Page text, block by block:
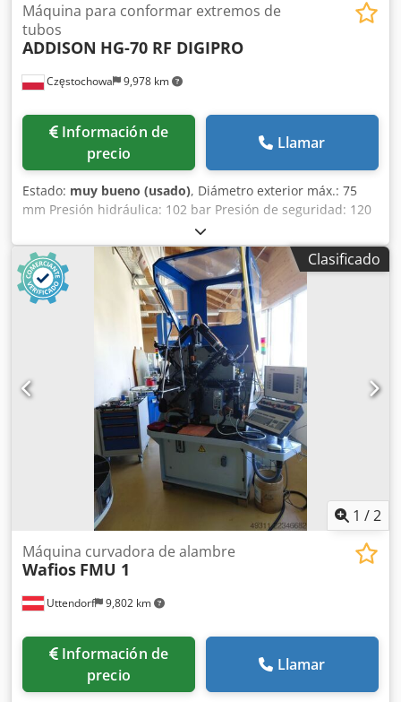
Częstochowa 9,978 km
Máquina para conformar extremos de
tubos
ADDISON HG-70 RF DIGIPRO
Información de
precio
Llamar
Estado: muy bueno (usado), Diámetro exterior máx.: 75
mm Presión hidráulica: 102 bar Presión de seguridad: 120
bar Capacidad del depósito: 76 l Normas CE Dimensiones:
2200 × 830 × 1350 mm Dcodpfx Ahow U Awasujk Peso: 1300
kg
Clasificado
1 /2
Uttendorf 9,802 km
Máquina curvadora de alambre
Wafios FMU 1
Información de
precio
Llamar